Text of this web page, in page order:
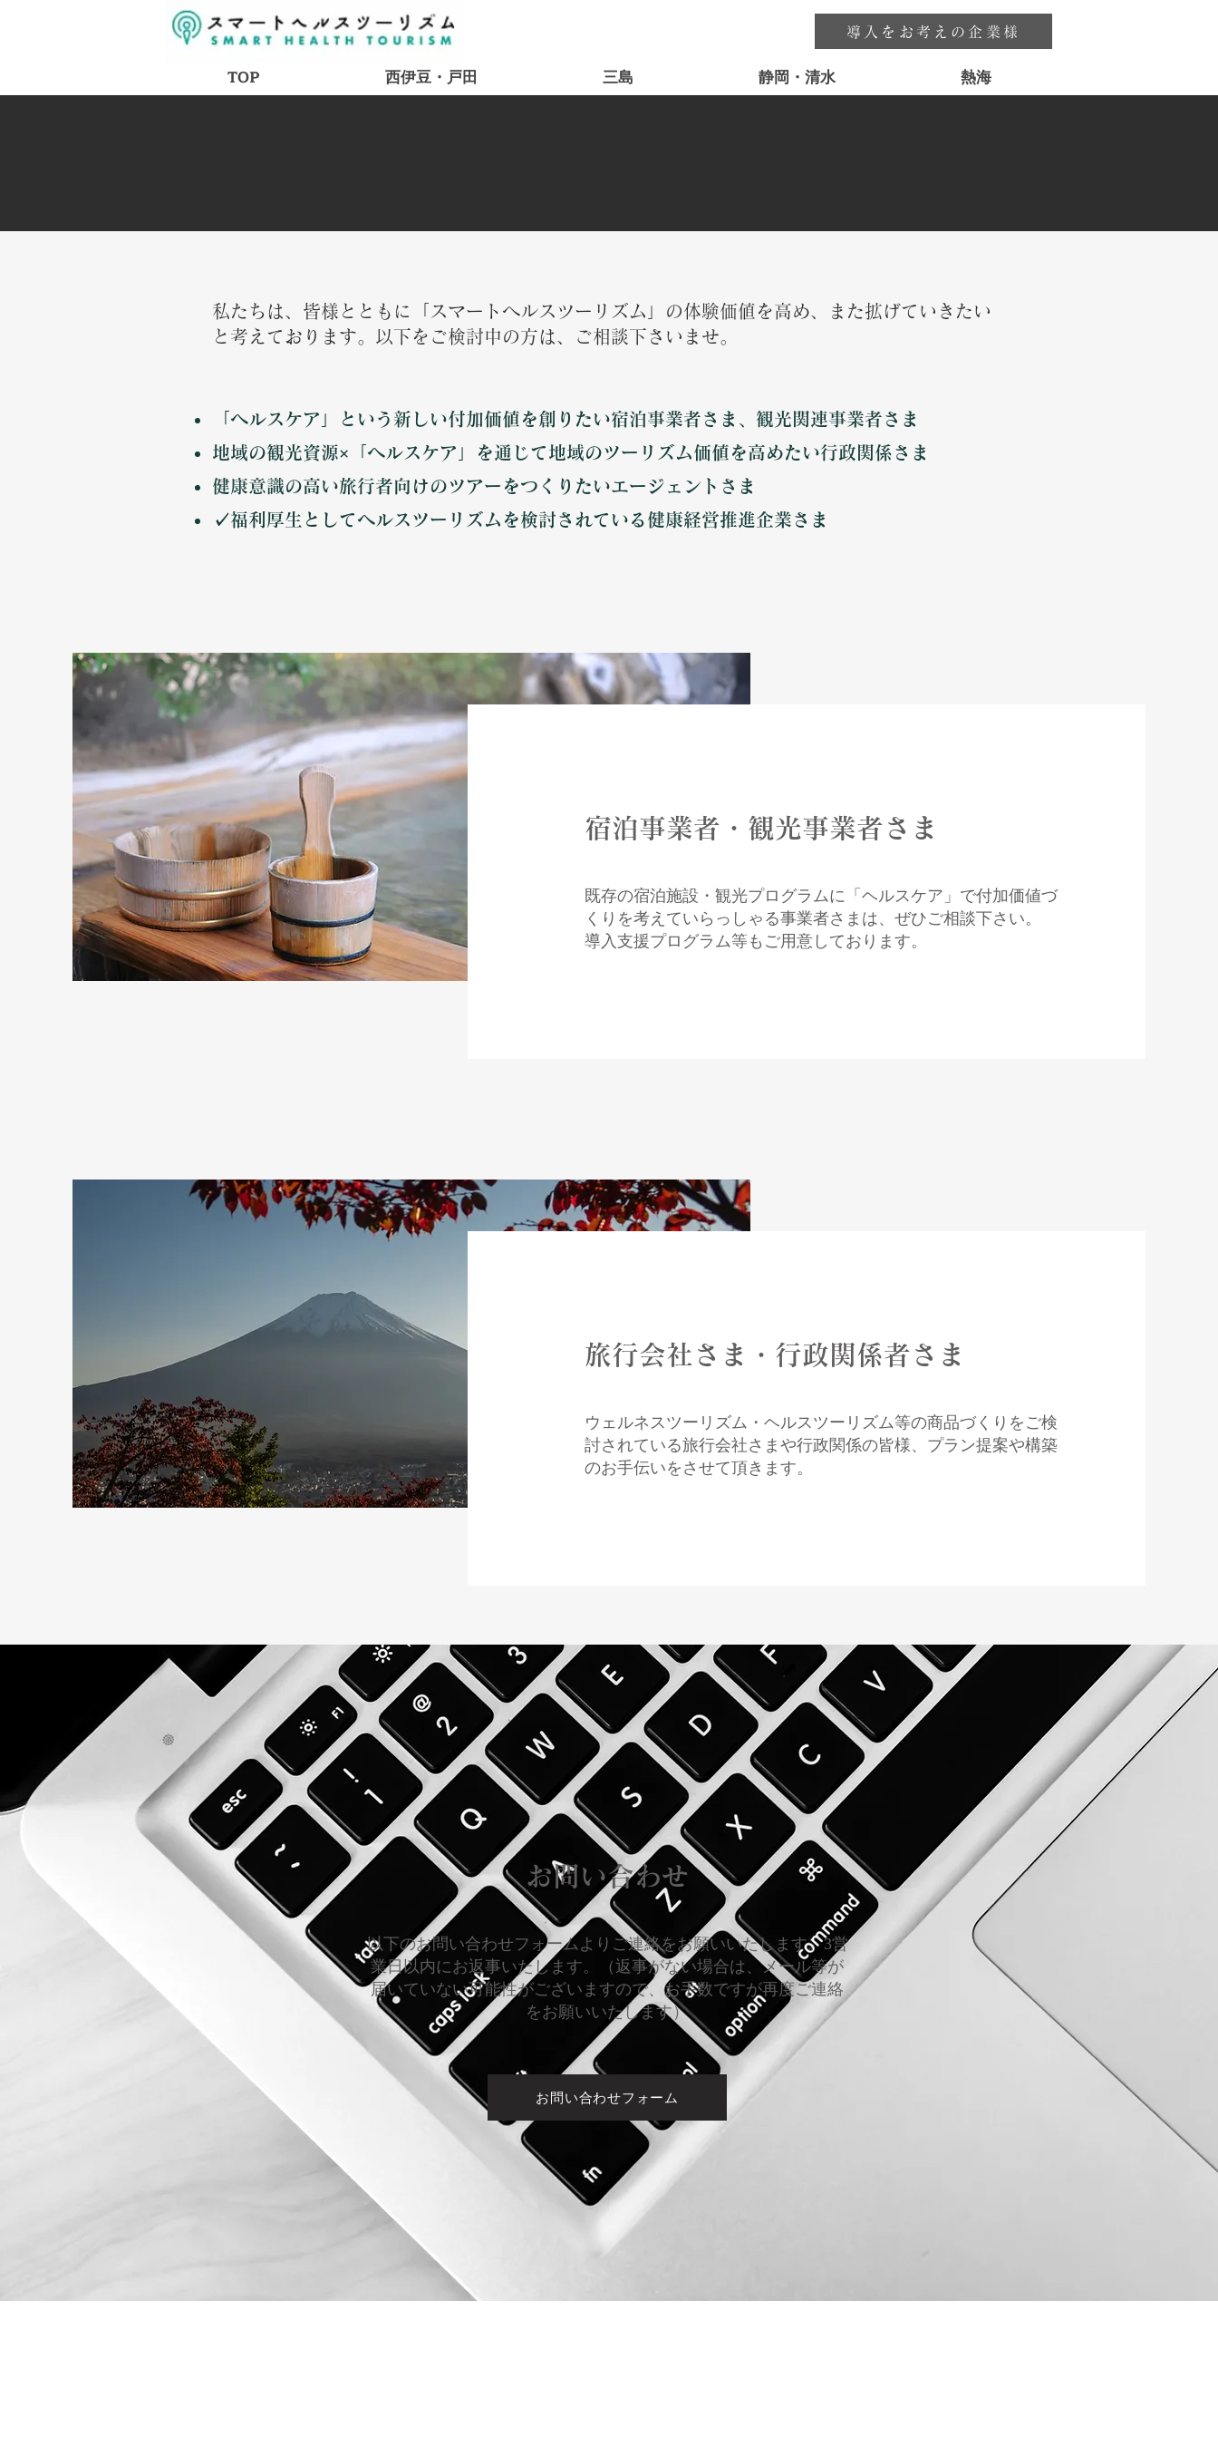
導入をお考えの企業様
TOP 西伊豆・戸田 三島 静岡・清水 熱海
私たちは、皆様とともに「スマートヘルスツーリズム」の体験価値を高め、また拡げていきたい
と考えております。以下をご検討中の方は、ご相談下さいませ。
「ヘルスケア」という新しい付加価値を創りたい宿泊事業者さま、観光関連事業者さま
地域の観光資源×「ヘルスケア」を通じて地域のツーリズム価値を高めたい行政関係さま
健康意識の高い旅行者向けのツアーをつくりたいエージェントさま
✓福利厚生としてヘルスツーリズムを検討されている健康経営推進企業さま
宿泊事業者・観光事業者さま
既存の宿泊施設・観光プログラムに「ヘルスケア 」で付加価値づ
くりを考えていらっしゃる事業者さまは、ぜひご相談下さい。
​導入支援プログラム等もご用意しております。
旅行会社さま・行政関係者さま
ウェルネスツーリズム・ヘルスツーリズム等の商品づくりをご検
討されている旅行会社さまや行政関係の皆様、プラン提案や構築
のお手伝いをさせて頂きます。
お問い合わせ
以下のお問い合わせフォームよりご連絡をお願いいたします。3営
業日以内にお返事いたします。（返事がない場合は、メール等が
届いていない可能性がございますので、お手数ですが再度ご連絡
をお願いいたします）
お問い合わせフォーム